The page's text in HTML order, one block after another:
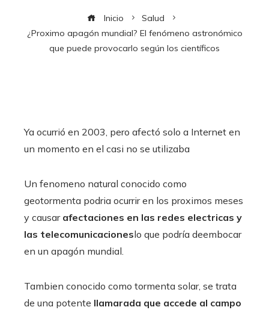
Inicio
Salud
¿Proximo apagón mundial? El fenómeno astronómico
que puede provocarlo según los científicos
Ya ocurrió en 2003, pero afectó solo a Internet en
un momento en el casi no se utilizaba
Un fenomeno natural conocido como
geotormenta podria ocurrir en los proximos meses
y causar afectaciones en las redes electricas y
las telecomunicacioneslo que podría deembocar
en un apagón mundial.
Tambien conocido como tormenta solar, se trata
de una potente llamarada que accede al campo